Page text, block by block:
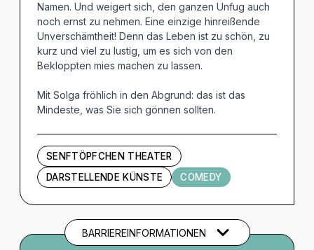
Namen. Und weigert sich, den ganzen Unfug auch
noch ernst zu nehmen. Eine einzige hinreißende
Unverschämtheit! Denn das Leben ist zu schön, zu
kurz und viel zu lustig, um es sich von den
Bekloppten mies machen zu lassen.
Mit Solga fröhlich in den Abgrund: das ist das
Mindeste, was Sie sich gönnen sollten.
SENFTÖPFCHEN THEATER
DARSTELLENDE KÜNSTE
COMEDY
BARRIEREINFORMATIONEN